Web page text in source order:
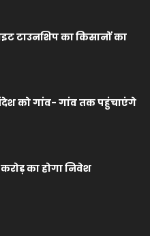
टाउनशिप का किसानों का
को गांव- गांव तक पहुंचाएंगे
का होगा निवेश